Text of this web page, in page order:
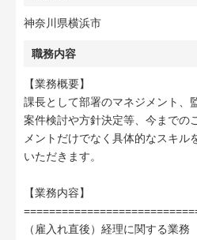
神奈川県横浜市
職務内容
【業務概要】
課長として部署のマネジメント、
案件検討や方針決定等、今までの
メントだけでなく具体的なスキル
いただきます。
【業務内容】
（雇入れ直後）経理に関する業務